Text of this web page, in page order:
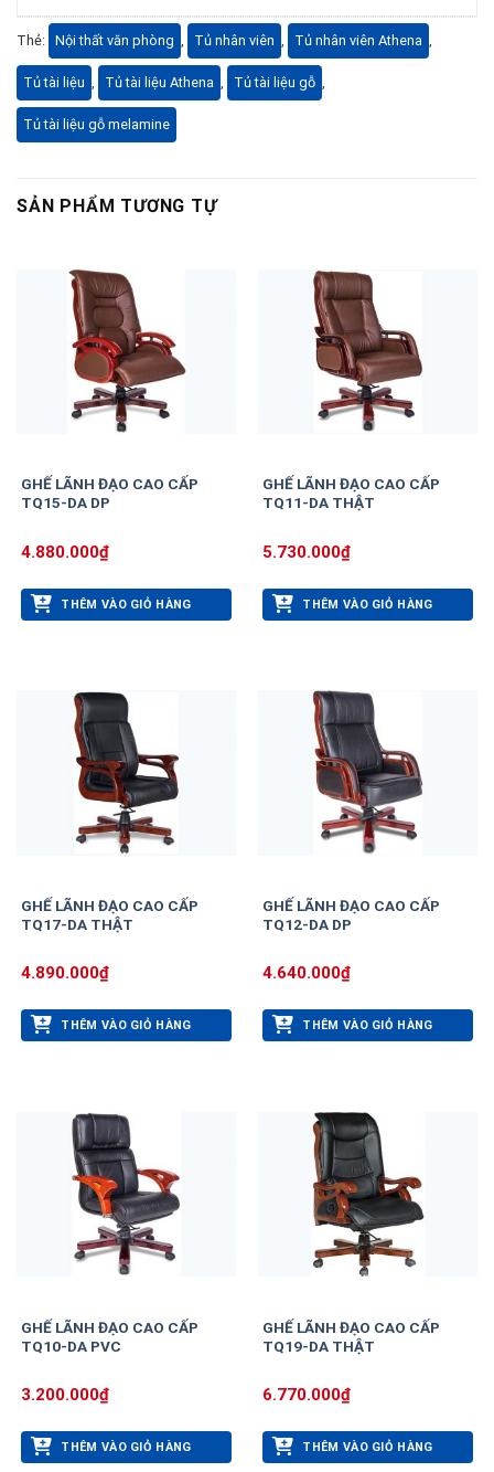
Thẻ: Nội thất văn phòng Tủ nhân viên Tủ nhân viên Athena
Tủ tài liệu Tủ tài liệu Athena Tủ tài liệu gỗ
Tủ tài liệu gỗ melamine
SẢN PHẨM TƯƠNG TỰ
GHẾ LÃNH ĐẠO CAO CẤP
TQ15-DA DP
4.880.000₫
THÊM VÀO GIỎ HÀNG
GHẾ LÃNH ĐẠO CAO CẤP
TQ11-DA THẬT
5.730.000₫
THÊM VÀO GIỎ HÀNG
GHẾ LÃNH ĐẠO CAO CẤP
TQ17-DA THẬT
4.890.000₫
THÊM VÀO GIỎ HÀNG
GHẾ LÃNH ĐẠO CAO CẤP
TQ12-DA DP
4.640.000₫
THÊM VÀO GIỎ HÀNG
GHẾ LÃNH ĐẠO CAO CẤP
TQ10-DA PVC
3.200.000₫
THÊM VÀO GIỎ HÀNG
GHẾ LÃNH ĐẠO CAO CẤP
TQ19-DA THẬT
6.770.000₫
THÊM VÀO GIỎ HÀNG